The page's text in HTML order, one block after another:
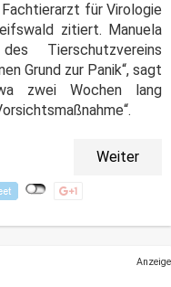
für Virologie
zitiert. Manuela
Tierschutzvereins
Grund zur Panik“, sagt
zwei Wochen lang
Weiter
Anzeige